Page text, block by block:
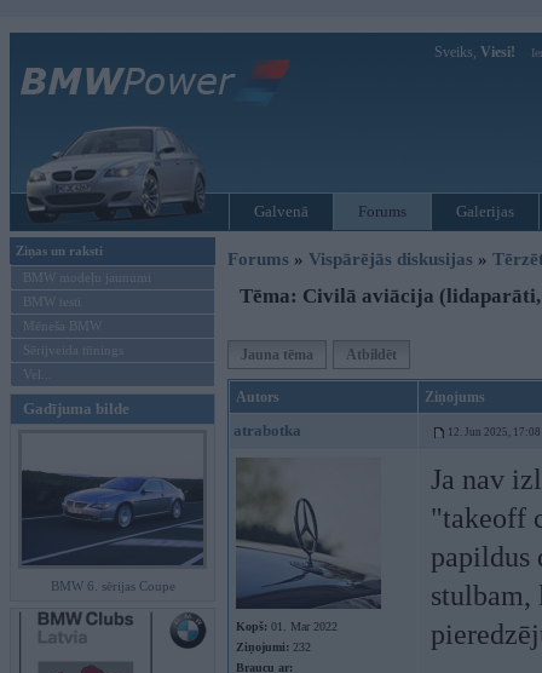
Sveiks, Viesi!
Galvenā Forums Galerijas
Ziņas un raksti
BMW modeļu jaunumi
BMW testi
Mēneša BMW
Sērijveida tūnings
Vel...
Gadījuma bilde
BMW 6. sērijas Coupe
Forums » Vispārējās diskusijas »
Tēma: Civilā aviācija
Jauna tēma Atbildēt
Autors Ziņojums
atrabotka 12. Jun 2025, 17:08
Kopš: 01. Mar 2022
Ziņojumi: 232
Braucu ar:
Ja nav
"takeoff
papildus
stulbam,